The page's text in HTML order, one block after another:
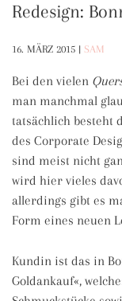
Redesign:
16. MÄRZ 2015 | SAM
Bei den vielen
man manchmal
tatsächlich besteht
des Corporate
sind meist nicht
wird hier vieles
allerdings gibt es
Form eines neuen
Kundin ist das in
Goldankauf«,